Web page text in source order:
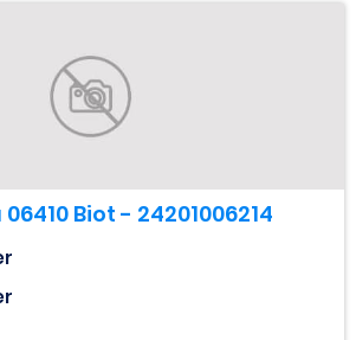
Biot - 24201006214